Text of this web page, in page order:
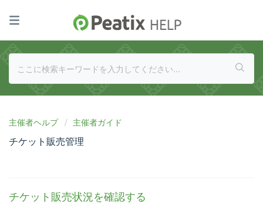
主催者ヘルプ 主催者ガイド
チケット販売管理
チケット販売状況を確認する